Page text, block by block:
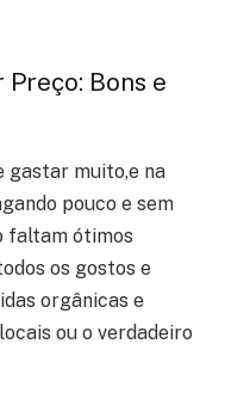
Bons e
gastar muito,e na
pouco e sem
faltam ótimos
os gostos e
orgânicas e
ou o verdadeiro